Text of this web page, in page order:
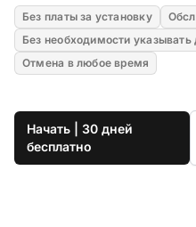
Без платы за установку
Без необходимости
Отмена в любое время
Начать | 30 дней
бесплатно